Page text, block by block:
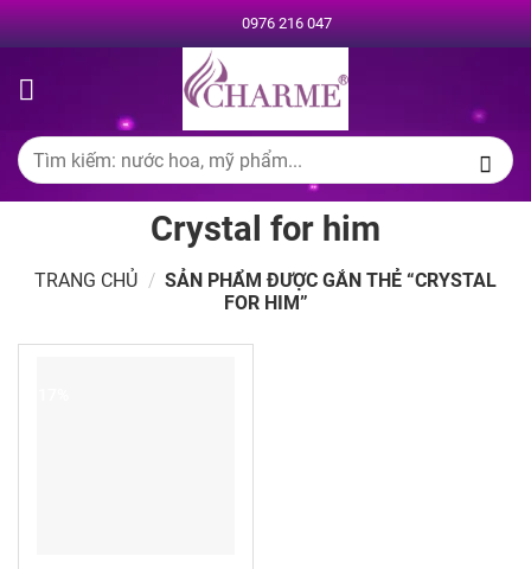
Chuyển
đến
dung
0976 216 047
Tìm
kiếm:
Crystal for him
TRANG CHỦ / SẢN PHẨM ĐƯỢC GẮN THẺ “CRYSTAL
FOR HIM”